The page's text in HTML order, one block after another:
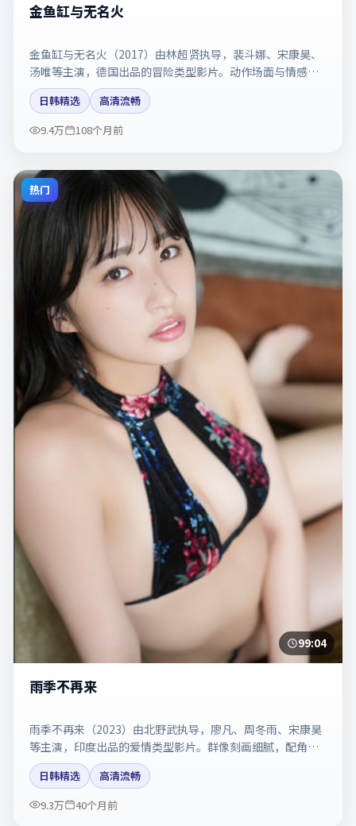
金鱼缸与无名火
金鱼缸与无名火（2017）由林超贤执导，裴斗娜、宋康昊、
汤唯等主演，德国出品的冒险类型影片。动作场面与情感戏
比例拿捏得当。剧情简介与主创信息可供检索参考，上映日
期以片方资料为准。
日韩精选
高清流畅
9.4万
108个月前
热门
99:04
雨季不再来
雨季不再来（2023）由北野武执导，廖凡、周冬雨、宋康昊
等主演，印度出品的爱情类型影片。群像刻画细腻，配角同
样出彩。剧情简介与主创信息可供检索参考，上映日期以片
方资料为准。
日韩精选
高清流畅
9.3万
40个月前